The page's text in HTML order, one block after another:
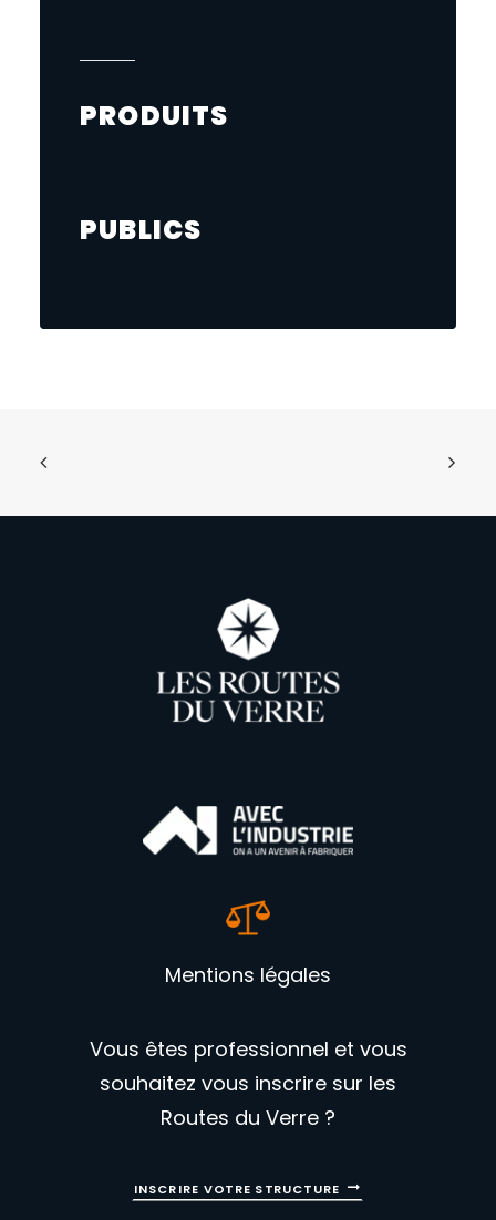
PRODUITS
PUBLICS
Mentions légales
Vous êtes professionnel et vous
souhaitez vous inscrire sur les
Routes du Verre ?
INSCRIRE VOTRE STRUCTURE